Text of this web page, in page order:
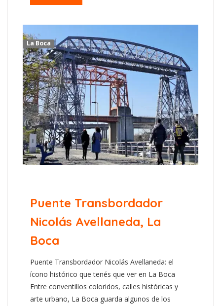
La Boca
Puente Transbordador
Nicolás Avellaneda, La
Boca
Puente Transbordador Nicolás Avellaneda: el
ícono histórico que tenés que ver en La Boca
Entre conventillos coloridos, calles históricas y
arte urbano, La Boca guarda algunos de los